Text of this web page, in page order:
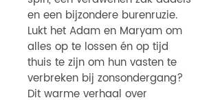
en een bijzondere burenruzie.
Lukt het Adam en Maryam om
alles op te lossen én op tijd
thuis te zijn om hun vasten te
verbreken bij zonsondergang?
Dit warme verhaal over